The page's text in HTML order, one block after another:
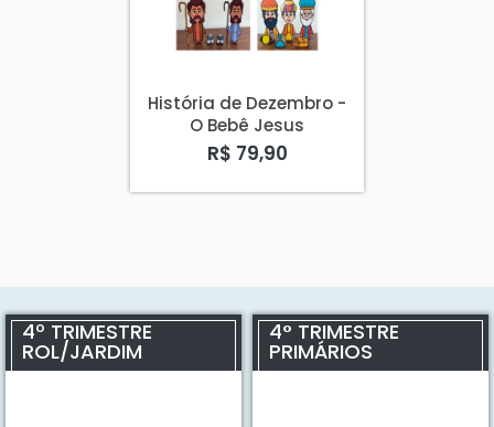
História de Dezembro -
O Bebê Jesus
R$ 79,90
4º TRIMESTRE
ROL/JARDIM
4° TRIMESTRE
PRIMÁRIOS